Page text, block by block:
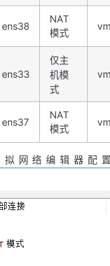
ens38
NAT
模式
ens33
仅主
机模
式
ens37
NAT
模式
拟网络编辑器